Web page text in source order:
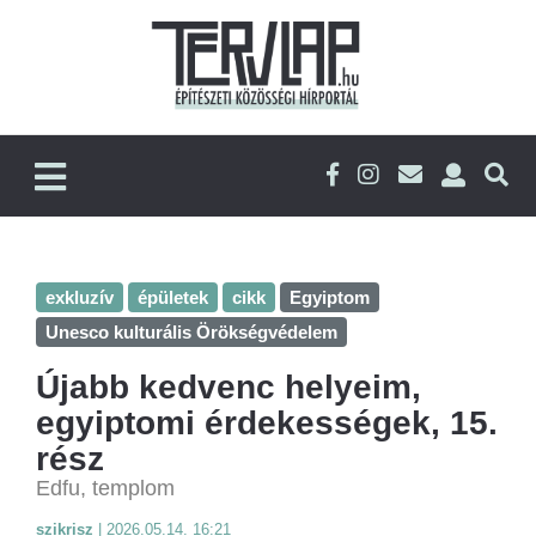
exkluzív épületek cikk
Egyiptom
Unesco kulturális Örökségvédelem
Újabb kedvenc helyeim,
egyiptomi érdekességek, 15.
rész
Edfu, templom
szikrisz 2026.05.14. 16:21